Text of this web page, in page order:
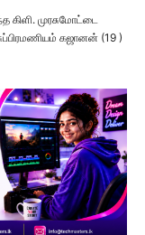
கிளி. முரசுமோட்டை
கஜானன் (19 )